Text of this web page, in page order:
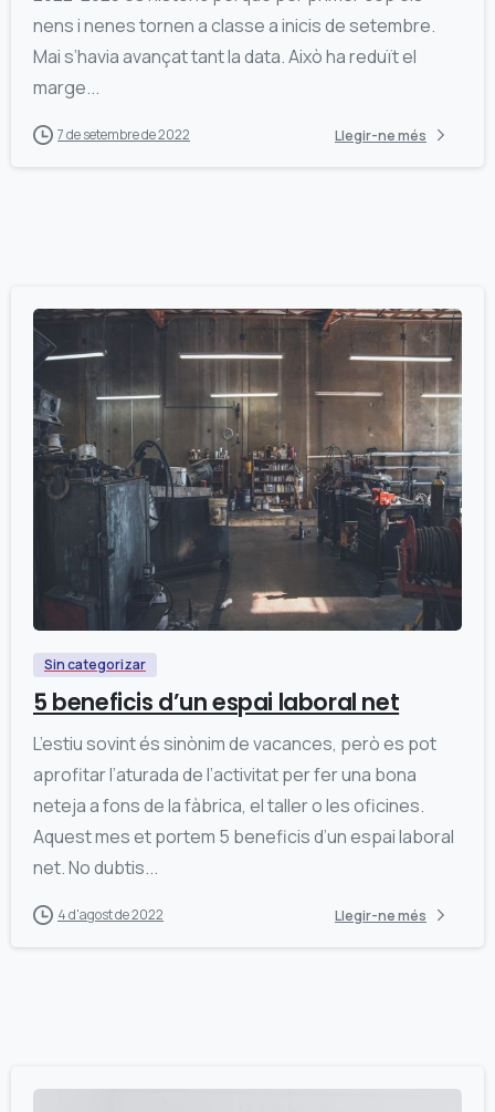
nens i nenes tornen a classe a inicis de setembre.
Mai s’havia avançat tant la data. Això ha reduït el
marge...
7 de setembre de 2022 Llegir-ne més
0
Sin categorizar
5 beneficis d’un espai laboral net
L’estiu sovint és sinònim de vacances, però es pot
aprofitar l’aturada de l’activitat per fer una bona
neteja a fons de la fàbrica, el taller o les oficines.
Aquest mes et portem 5 beneficis d’un espai laboral
net. No dubtis...
4 d'agost de 2022 Llegir-ne més